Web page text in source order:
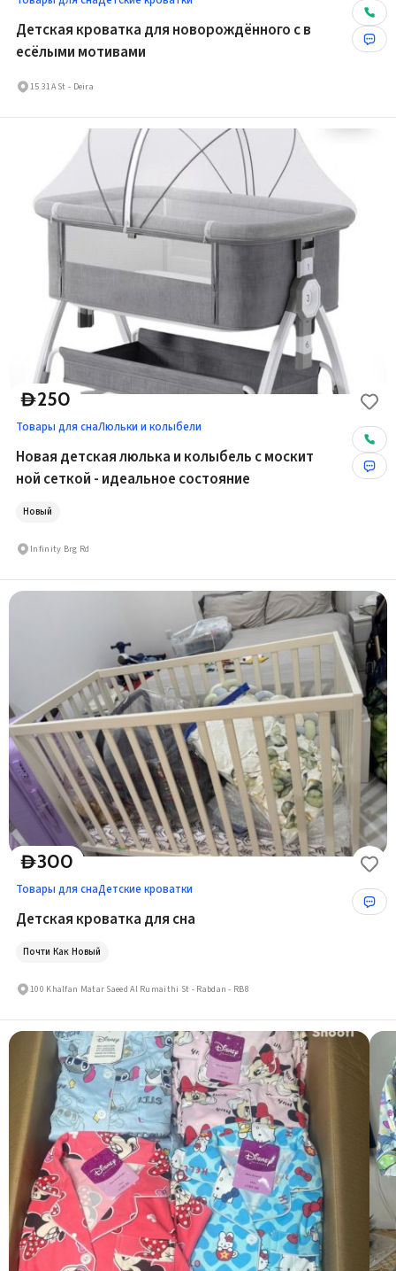
Детская кроватка для новорождённого с в
есёлыми мотивами
15 31A St - Deira
D250
Товары для снаЛюльки и колыбели
Новая детская люлька и колыбель с москит
ной сеткой - идеальное состояние
Новый
Infinity Brg Rd
D300
Товары для снаДетские кроватки
Детская кроватка для сна
Почти Как Новый
100 Khalfan Matar Saeed Al Rumaithi St - Rabdan - RB8